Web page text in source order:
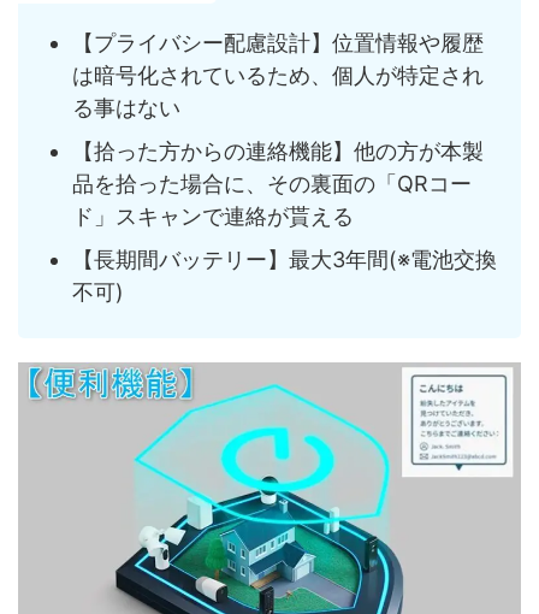
【プライバシー配慮設計】位置情報や履歴
は暗号化されているため、個人が特定され
る事はない
【拾った方からの連絡機能】他の方が本製
品を拾った場合に、その裏面の「QRコー
ド」スキャンで連絡が貰える
【長期間バッテリー】最大3年間(※電池交換
不可)